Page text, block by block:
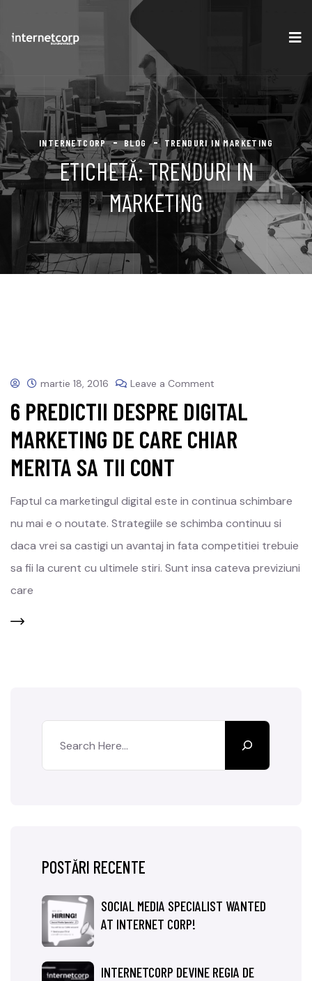
INTERNETCORP BLOG TRENDURI IN MARKETING
ETICHETĂ:TRENDURI IN
MARKETING
martie 18, 2016 Leave a Comment
6 PREDICTII DESPRE DIGITAL
MARKETING DE CARE CHIAR
MERITA SA TII CONT
Faptul ca marketingul digital este in continua schimbare
nu mai e o noutate. Strategiile se schimba continuu si
daca vrei sa castigi un avantaj in fata competitiei trebuie
sa fii la curent cu ultimele stiri. Sunt insa cateva previziuni
care
POSTĂRI RECENTE
SOCIAL MEDIA SPECIALIST WANTED
AT INTERNET CORP!
INTERNETCORP DEVINE REGIA DE